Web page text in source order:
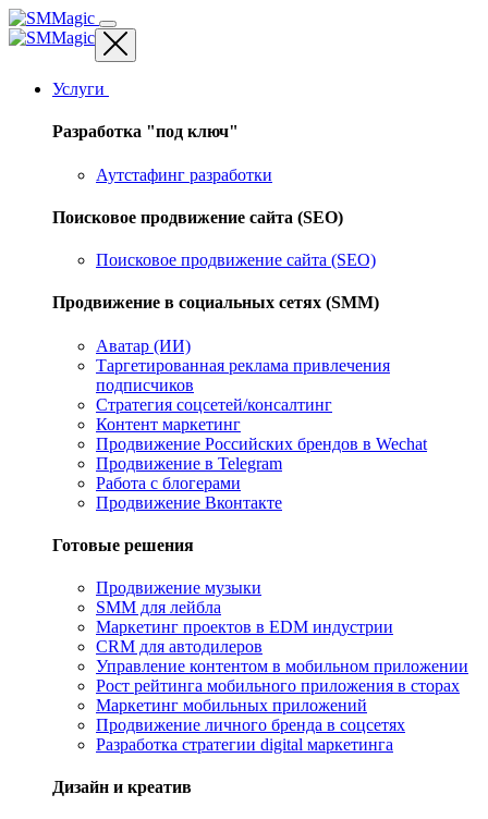
Услуги
Разработка "под ключ"
Аутстафинг разработки
Поисковое продвижение сайта (SEO)
Поисковое продвижение сайта (SEO)
Продвижение в социальных сетях (SMM)
Аватар (ИИ)
Таргетированная реклама привлечения
подписчиков
Стратегия соцсетей/консалтинг
Контент маркетинг
Продвижение Российских брендов в Wechat
Продвижение в Telegram
Работа с блогерами
Продвижение Вконтакте
Готовые решения
Продвижение музыки
SMM для лейбла
Маркетинг проектов в EDM индустрии
CRM для автодилеров
Управление контентом в мобильном приложении
Рост рейтинга мобильного приложения в сторах
Маркетинг мобильных приложений
Продвижение личного бренда в соцсетях
Разработка стратегии digital маркетинга
Дизайн и креатив